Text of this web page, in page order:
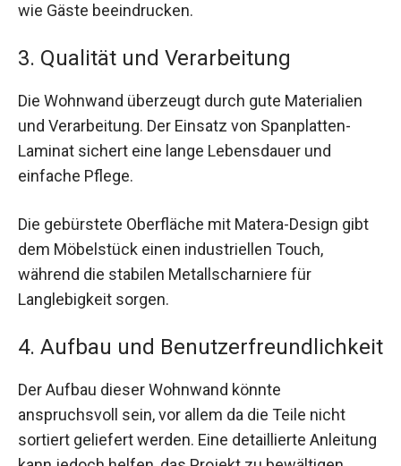
wie Gäste beeindrucken.
3. Qualität und Verarbeitung
Die Wohnwand überzeugt durch gute Materialien
und Verarbeitung. Der Einsatz von Spanplatten-
Laminat sichert eine lange Lebensdauer und
einfache Pflege.
Die gebürstete Oberfläche mit Matera-Design gibt
dem Möbelstück einen industriellen Touch,
während die stabilen Metallscharniere für
Langlebigkeit sorgen.
4. Aufbau und Benutzerfreundlichkeit
Der Aufbau dieser Wohnwand könnte
anspruchsvoll sein, vor allem da die Teile nicht
sortiert geliefert werden. Eine detaillierte Anleitung